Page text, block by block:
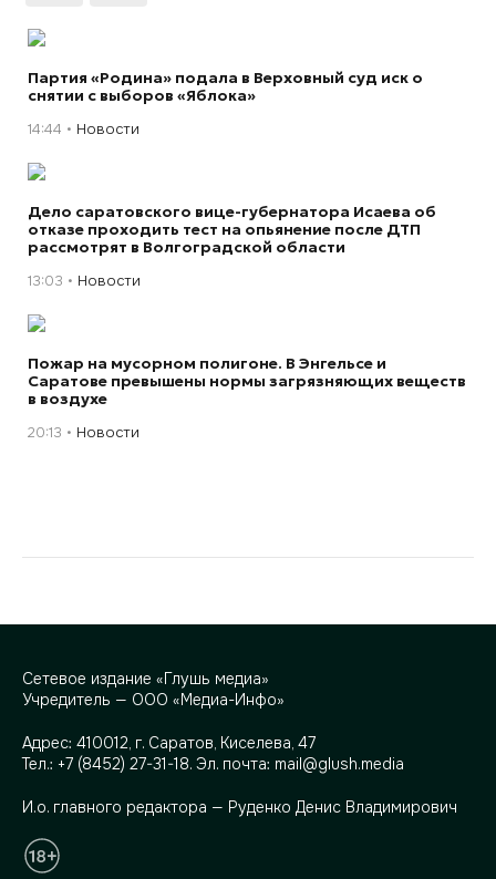
Партия «Родина» подала в Верховный суд иск о
снятии с выборов «Яблока»
14:44 Новости
Дело саратовского вице-губернатора Исаева об
отказе проходить тест на опьянение после ДТП
рассмотрят в Волгоградской области
13:03 Новости
Пожар на мусорном полигоне. В Энгельсе и
Саратове превышены нормы загрязняющих веществ
в воздухе
20:13 Новости
Сетевое издание «Глушь медиа»
Учредитель — ООО «Медиа-Инфо»
Адрес: 410012, г. Саратов, Киселева, 47
Тел.: +7 (8452) 27-31-18. Эл. почта: mail@glush.media
И.о. главного редактора — Руденко Денис Владимирович